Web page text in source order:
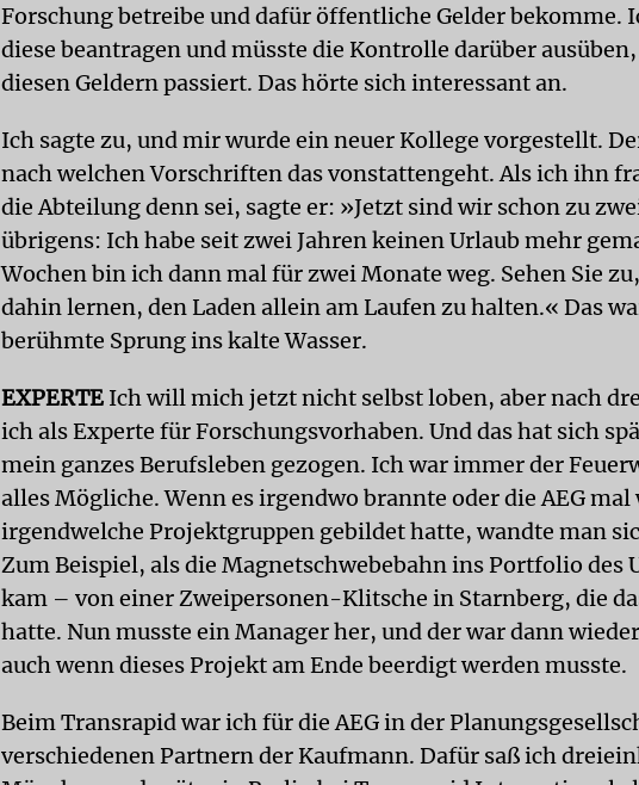
Forschung betreibe und dafür öffentliche Gelder bekomme.
diese beantragen und müsste die Kontrolle darüber
diesen Geldern passiert. Das hörte sich interessant an.
Ich sagte zu, und mir wurde ein neuer Kollege vorgestellt.
nach welchen Vorschriften das vonstattengeht. Als ich ihn
die Abteilung denn sei, sagte er: »Jetzt sind wir schon zu
übrigens: Ich habe seit zwei Jahren keinen Urlaub mehr
Wochen bin ich dann mal für zwei Monate weg. Sehen Sie
dahin lernen, den Laden allein am Laufen zu halten.« Das
berühmte Sprung ins kalte Wasser.
EXPERTE Ich will mich jetzt nicht selbst loben, aber nach
ich als Experte für Forschungsvorhaben. Und das hat sich
mein ganzes Berufsleben gezogen. Ich war immer der
alles Mögliche. Wenn es irgendwo brannte oder die AEG mal
irgendwelche Projektgruppen gebildet hatte, wandte man
Zum Beispiel, als die Magnetschwebebahn ins Portfolio des
kam – von einer Zweipersonen-Klitsche in Starnberg, die
hatte. Nun musste ein Manager her, und der war dann
auch wenn dieses Projekt am Ende beerdigt werden musste.
Beim Transrapid war ich für die AEG in der
verschiedenen Partnern der Kaufmann. Dafür saß ich